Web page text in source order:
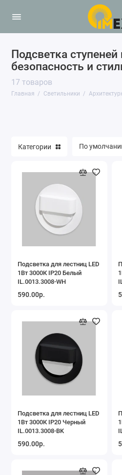
Подсветка ступеней
безопасность и
17 товаров
Главная Светильники
Архитектурная подсветка
Карданные светильники
Категории
Подсветка для лестниц LED
1Вт 3000К IP20 Белый
IL.0013.3008-WH
590.00р.
Подсветка для лестниц LED
1Вт 3000К IP20 Черный
IL.0013.3008-BK
590.00р.